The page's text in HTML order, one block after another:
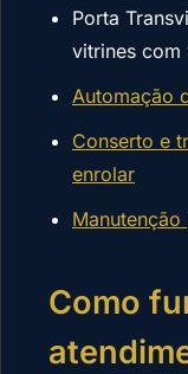
Porta
vitrines com
Automação
Conserto e
enrolar
Como